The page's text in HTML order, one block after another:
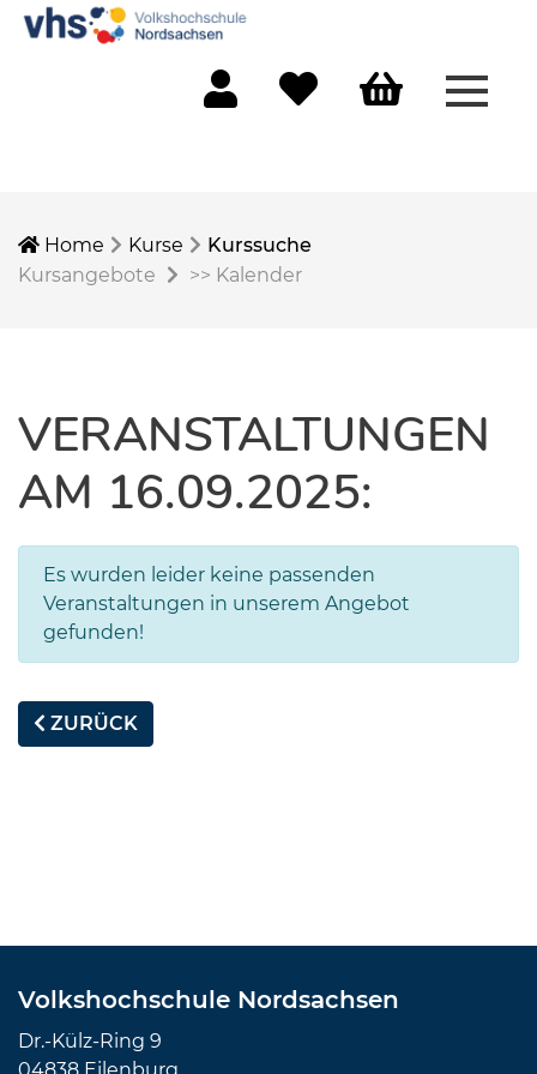
Home Kurse
Kurssuche
Kursangebote
>> Kalender
VERANSTALTUNGEN
AM 16.09.2025:
Es wurden leider keine passenden
Veranstaltungen in unserem Angebot
gefunden!
ZURÜCK
Volkshochschule Nordsachsen
Dr.-Külz-Ring 9